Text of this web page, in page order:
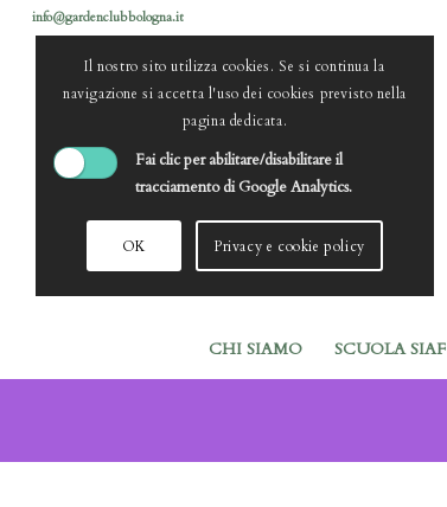
info@gardenclubbologna.it
CHI SIAMO SCUOLA SIAF
Il nostro sito utilizza cookies. Se si continua la
navigazione si accetta l'uso dei cookies previsto nella
pagina dedicata.
Fai clic per abilitare/disabilitare il
tracciamento di Google Analytics.
OK Privacy e cookie policy